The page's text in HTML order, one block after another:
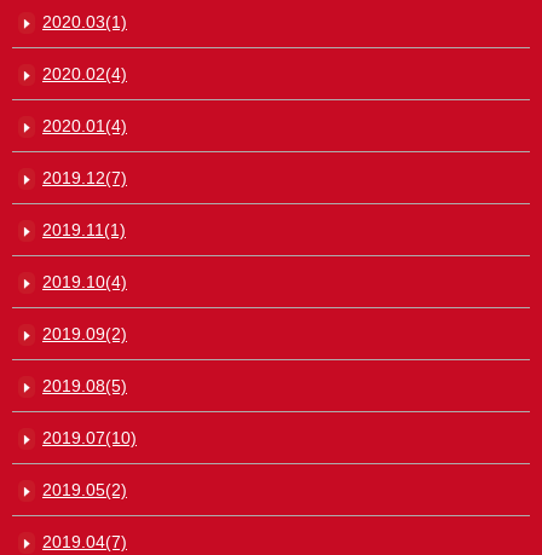
2020.03(1)
2020.02(4)
2020.01(4)
2019.12(7)
2019.11(1)
2019.10(4)
2019.09(2)
2019.08(5)
2019.07(10)
2019.05(2)
2019.04(7)